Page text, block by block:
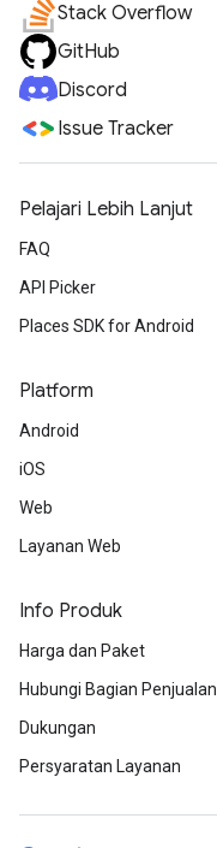
Stack Overflow
GitHub
Discord
Issue Tracker
Pelajari Lebih Lanjut
FAQ
API Picker
Places SDK for Android
Platform
Android
iOS
Web
Layanan Web
Info Produk
Harga dan Paket
Hubungi Bagian Penjualan
Dukungan
Persyaratan Layanan